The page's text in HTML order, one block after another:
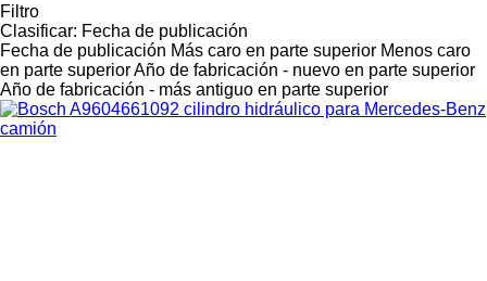
Filtro
Clasificar: Fecha de publicación
Fecha de publicación Más caro en parte superior Menos caro
en parte superiorAño de fabricación - nuevo en parte superior
Año de fabricación - más antiguo en parte superior